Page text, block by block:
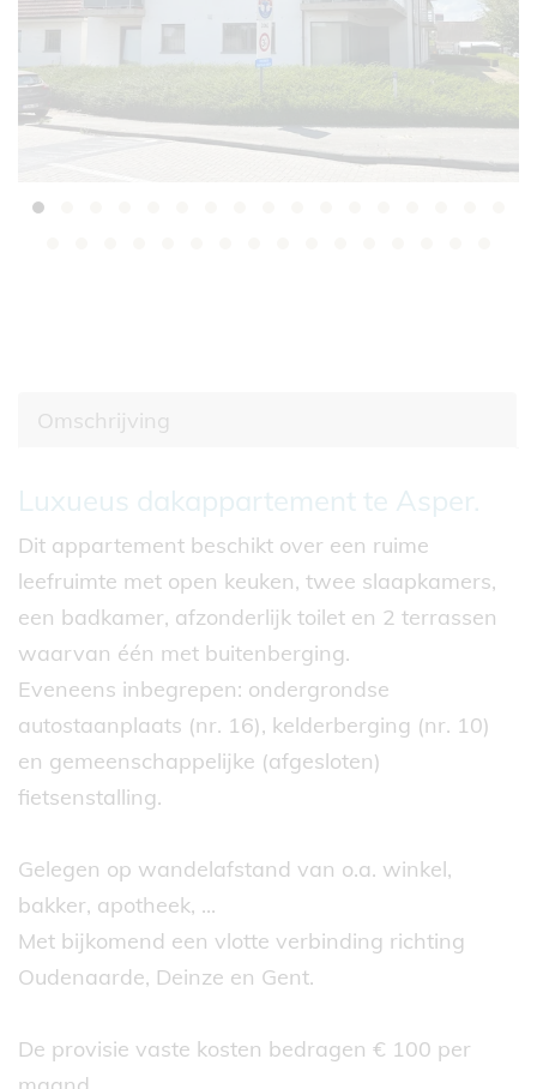
Omschrijving
Omschrijving
Luxueus dakappartement te Asper.
Dit appartement beschikt over een ruime
leefruimte met open keuken, twee slaapkamers,
een badkamer, afzonderlijk toilet en 2 terrassen
waarvan één met buitenberging.
Eveneens inbegrepen: ondergrondse
autostaanplaats (nr. 16), kelderberging (nr. 10)
en gemeenschappelijke (afgesloten)
fietsenstalling.
Gelegen op wandelafstand van o.a. winkel,
bakker, apotheek, ...
Met bijkomend een vlotte verbinding richting
Oudenaarde, Deinze en Gent.
De provisie vaste kosten bedragen € 100 per